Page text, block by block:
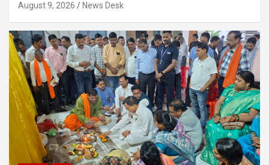
August 9, 2026 News Desk